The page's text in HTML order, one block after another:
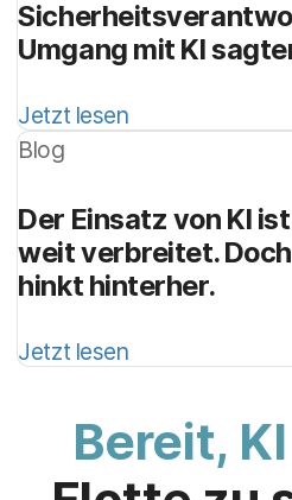
Umgang mit KI
Jetzt lesen
Blog
Der Einsatz von KI
weit verbreitet.
hinkt hinterher.
Jetzt lesen
Bereit, KI